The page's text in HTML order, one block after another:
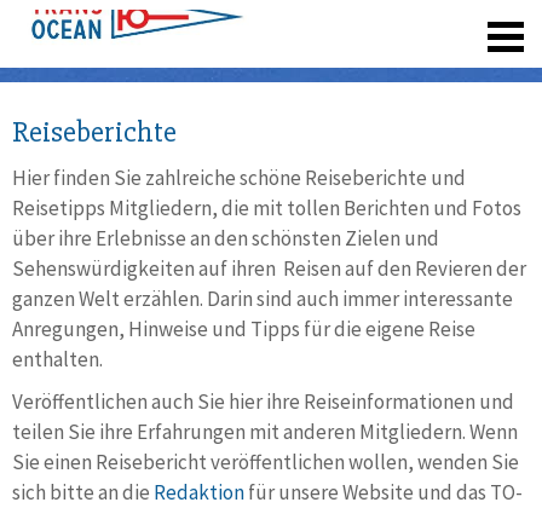
Reiseberichte
Hier finden Sie zahlreiche schöne Reiseberichte und
Reisetipps Mitgliedern, die mit tollen Berichten und Fotos
über ihre Erlebnisse an den schönsten Zielen und
Sehenswürdigkeiten auf ihren Reisen auf den Revieren der
ganzen Welt erzählen. Darin sind auch immer interessante
Anregungen, Hinweise und Tipps für die eigene Reise
enthalten.
Veröffentlichen auch Sie hier ihre Reiseinformationen und
teilen Sie ihre Erfahrungen mit anderen Mitgliedern. Wenn
Sie einen Reisebericht veröffentlichen wollen, wenden Sie
sich bitte an die Redaktionfür unsere Website und das TO-